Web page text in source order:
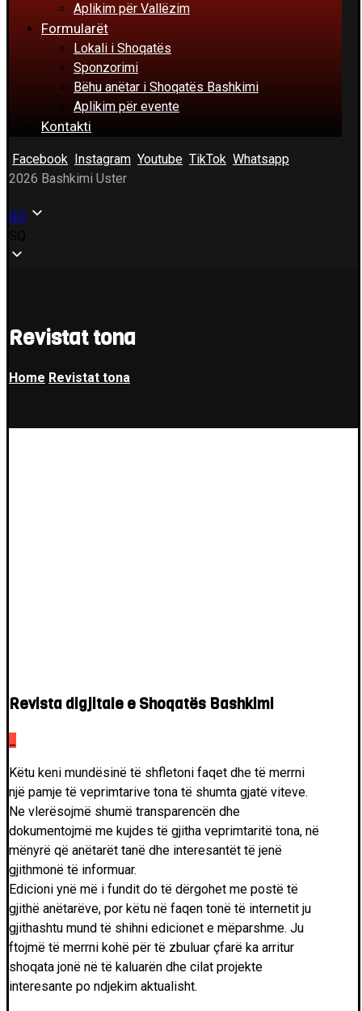
Aplikim për Vallëzim
Formularët
Lokali i Shoqatës
Sponzorimi
Bëhu anëtar i Shoqatës Bashkimi
Aplikim për evente
Kontakti
Facebook Instagram Youtube TikTok Whatsapp
2026 Bashkimi Uster
SQ
Revistat tona
Home Revistat tona
Revista digjitale e Shoqatës Bashkimi
Këtu keni mundësinë të shfletoni faqet dhe të merrni
një pamje të veprimtarive tona të shumta gjatë viteve.
Ne vlerësojmë shumë transparencën dhe
dokumentojmë me kujdes të gjitha veprimtaritë tona, në
mënyrë që anëtarët tanë dhe interesantët të jenë
gjithmonë të informuar.
Edicioni ynë më i fundit do të dërgohet me postë të
gjithë anëtarëve, por këtu në faqen tonë të internetit ju
gjithashtu mund të shihni edicionet e mëparshme. Ju
ftojmë të merrni kohë për të zbuluar çfarë ka arritur
shoqata jonë në të kaluarën dhe cilat projekte
interesante po ndjekim aktualisht.